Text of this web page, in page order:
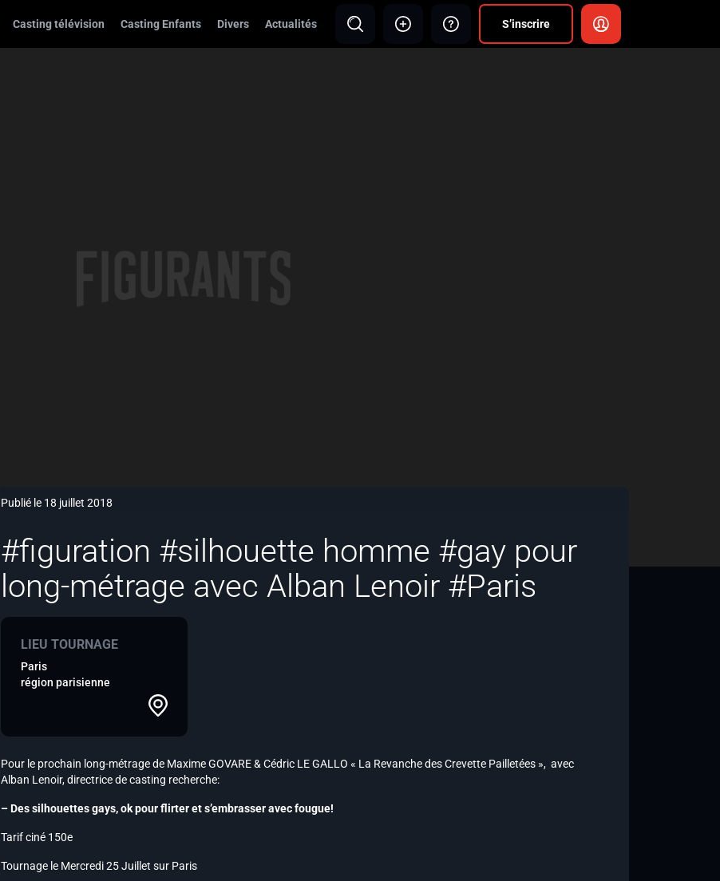
Casting télévision Casting Enfants Divers Actualités S’inscrire
Publié le 18 juillet 2018
#figuration #silhouette homme #gay pour
long-métrage avec Alban Lenoir #Paris
LIEU TOURNAGE
Paris
région parisienne
Pour le prochain long-métrage de Maxime GOVARE & Cédric LE GALLO « La Revanche des Crevette Pailletées », avec
Alban Lenoir, directrice de casting recherche:
– Des silhouettes gays, ok pour flirter et s’embrasser avec fougue!
Tarif ciné 150e
Tournage le Mercredi 25 Juillet sur Paris